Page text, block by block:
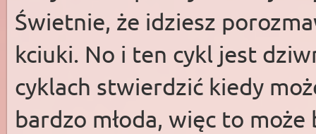
Świetnie, że idziesz
kciuki. No i ten cykl jest
cyklach stwierdzić kiedy
bardzo młoda, więc to